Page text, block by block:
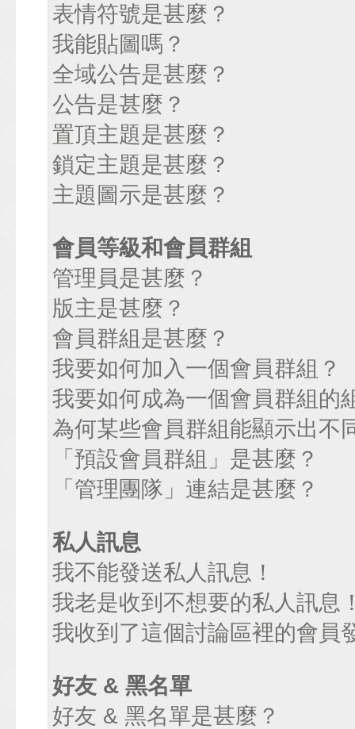
表情符號是甚麼？
我能貼圖嗎？
全域公告是甚麼？
公告是甚麼？
置頂主題是甚麼？
鎖定主題是甚麼？
主題圖示是甚麼？
會員等級和會員群組
管理員是甚麼？
版主是甚麼？
會員群組是甚麼？
我要如何加入一個會員群組？
我要如何成為一個會員群組的
為何某些會員群組能顯示出不
「預設會員群組」是甚麼？
「管理團隊」連結是甚麼？
私人訊息
我不能發送私人訊息！
我老是收到不想要的私人訊息
我收到了這個討論區裡的會員
好友 & 黑名單
好友 & 黑名單是甚麼？